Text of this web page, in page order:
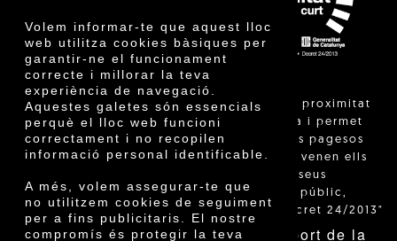
Volem informar-te que aquest lloc
web utilitza cookies bàsiques per
garantir-ne el funcionament
correcte i millorar la teva
experiència de navegació.
Aquestes galetes són essencials
perquè el lloc web funcioni
correctament i no recopilen
informació personal identificable.
A més, volem assegurar-te que
no utilitzem cookies de seguiment
per a fins publicitaris. El nostre
compromís és protegir la teva
"La venda de proximitat
està regulada i permet
identificar els pagesos
catalans que venen ells
mateixos els seus
productes al públic,
segons el Decret 24/2013"
Amb el suport de la